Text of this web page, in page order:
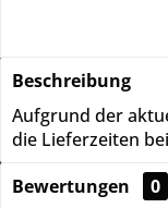
Beschreibung
Aufgrund der
die Lieferzeiten
Bewertungen
0